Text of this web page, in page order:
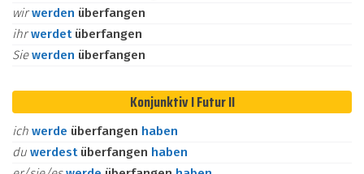
wirwerden überfangen
ihrwerdet überfangen
Siewerden überfangen
Konjunktiv I Futur II
ich werde überfangen haben
du werdest überfangen haben